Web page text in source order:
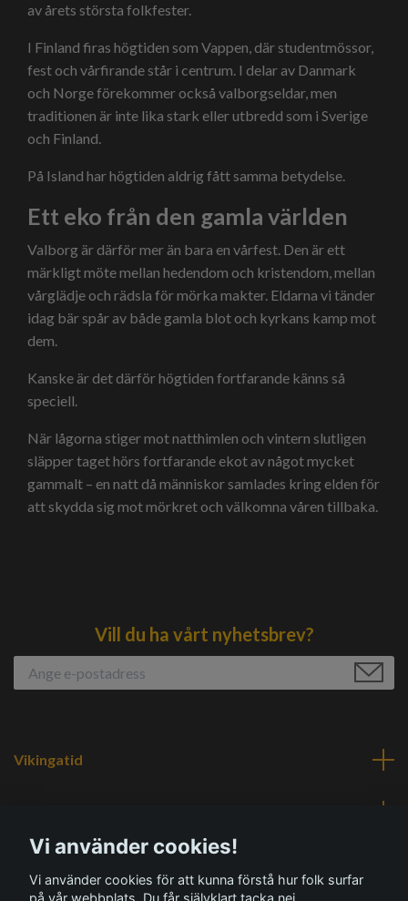
av årets största folkfester.
I Finland firas högtiden som Vappen, där studentmössor,
fest och vårfirande står i centrum. I delar av Danmark
och Norge förekommer också valborgseldar, men
traditionen är inte lika stark eller utbredd som i Sverige
och Finland.
På Island har högtiden aldrig fått samma betydelse.
Ett eko från den gamla världen
Valborg är därför mer än bara en vårfest. Den är ett
märkligt möte mellan hedendom och kristendom, mellan
vårglädje och rädsla för mörka makter. Eldarna vi tänder
idag bär spår av både gamla blot och kyrkans kamp mot
dem.
Kanske är det därför högtiden fortfarande känns så
speciell.
När lågorna stiger mot natthimlen och vintern slutligen
släpper taget hörs fortfarande ekot av något mycket
gammalt – en natt då människor samlades kring elden för
att skydda sig mot mörkret och välkomna våren tillbaka.
Vill du ha vårt nyhetsbrev?
Vikingatid
Vi använder cookies!
Vi använder cookies för att kunna förstå hur folk surfar
på vår webbplats. Du får självklart tacka nej.